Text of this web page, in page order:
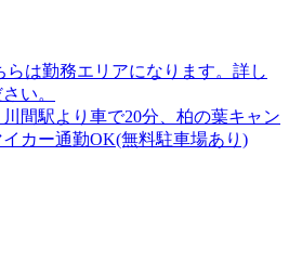
は勤務エリアになります。詳し
い。
間駅より車で20分、柏の葉キャン
カー通勤OK(無料駐車場あり)